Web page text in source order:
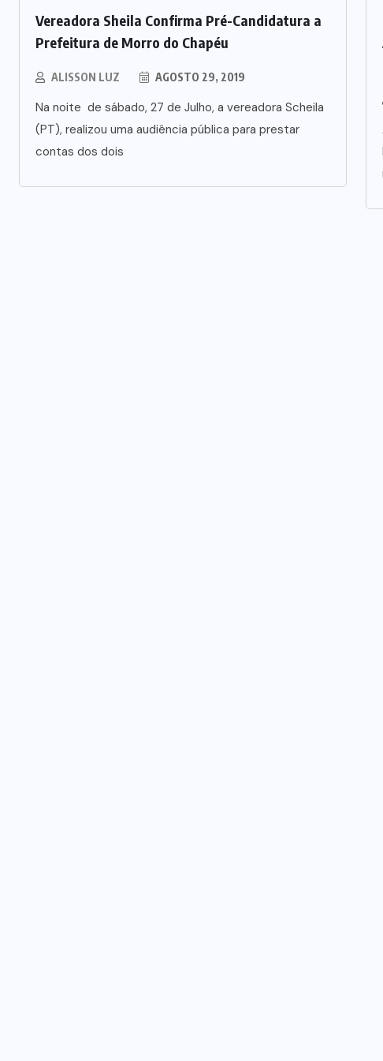
Vereadora Sheila Confirma Pré-Candidatura a
Prefeitura de Morro do Chapéu
ALISSON LUZ AGOSTO 29, 2019
Na noite de sábado, 27 de Julho, a vereadora Scheila
(PT), realizou uma audiência pública para prestar
contas dos dois